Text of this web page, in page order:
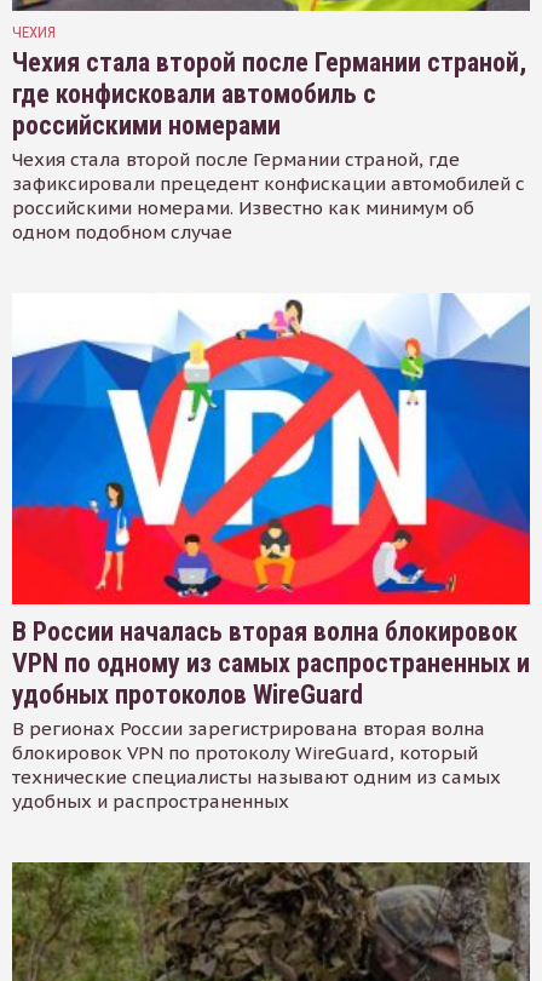
ЧЕХИЯ
Чехия стала второй после Германии страной,
где конфисковали автомобиль с
российскими номерами
Чехия стала второй после Германии страной, где
зафиксировали прецедент конфискации автомобилей с
российскими номерами. Известно как минимум об
одном подобном случае
В России началась вторая волна блокировок
VPN по одному из самых распространенных и
удобных протоколов WireGuard
В регионах России зарегистрирована вторая волна
блокировок VPN по протоколу WireGuard, который
технические специалисты называют одним из самых
удобных и распространенных